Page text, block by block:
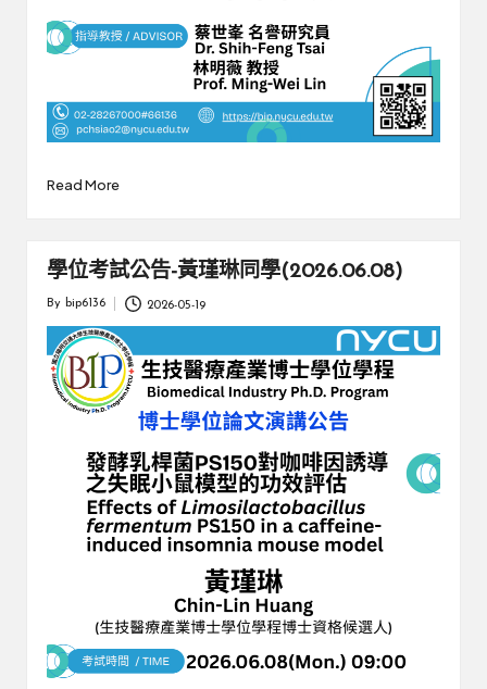
Read More
學位考試公告-黃瑾琳同學(2026.06.08)
Posted
by
By bip6136 2026-05-19